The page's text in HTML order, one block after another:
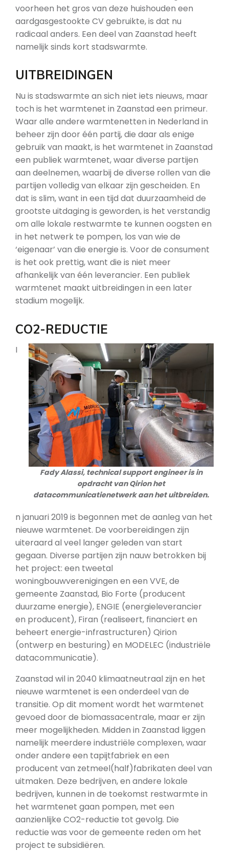
voorheen het gros van deze huishouden een
aardgasgestookte CV gebruikte, is dat nu
radicaal anders. Een deel van Zaanstad heeft
namelijk sinds kort stadswarmte.
UITBREIDINGEN
Nu is stadswarmte an sich niet iets nieuws, maar
toch is het warmtenet in Zaanstad een primeur.
Waar alle andere warmtenetten in Nederland in
beheer zijn door één partij, die daar als enige
gebruik van maakt, is het warmtenet in Zaanstad
een publiek warmtenet, waar diverse partijen
aan deelnemen, waarbij de diverse rollen van die
partijen volledig van elkaar zijn gescheiden. En
dat is slim, want in een tijd dat duurzaamheid de
grootste uitdaging is geworden, is het verstandig
om alle lokale restwarmte te kunnen oogsten en
in het netwerk te pompen, los van wie de
‘eigenaar’ van die energie is. Voor de consument
is het ook prettig, want die is niet meer
afhankelijk van één leverancier. Een publiek
warmtenet maakt uitbreidingen in een later
stadium mogelijk.
CO2-REDUCTIE
Fady Alassi, technical support engineer is in
opdracht van Qirion het
datacommunicatienetwerk aan het uitbreiden.
I
n januari 2019 is begonnen met de aanleg van het
nieuwe warmtenet. De voorbereidingen zijn
uiteraard al veel langer geleden van start
gegaan. Diverse partijen zijn nauw betrokken bij
het project: een tweetal
woningbouwverenigingen en een VVE, de
gemeente Zaanstad, Bio Forte (producent
duurzame energie), ENGIE (energieleverancier
en producent), Firan (realiseert, financiert en
beheert energie-infrastructuren) Qirion
(ontwerp en besturing) en MODELEC (industriële
datacommunicatie).
Zaanstad wil in 2040 klimaatneutraal zijn en het
nieuwe warmtenet is een onderdeel van de
transitie. Op dit moment wordt het warmtenet
gevoed door de biomassacentrale, maar er zijn
meer mogelijkheden. Midden in Zaanstad liggen
namelijk meerdere industriële complexen, waar
onder andere een tapijtfabriek en een
producent van zetmeel(half)fabrikaten deel van
uitmaken. Deze bedrijven, en andere lokale
bedrijven, kunnen in de toekomst restwarmte in
het warmtenet gaan pompen, met een
aanzienlijke CO2-reductie tot gevolg. Die
reductie was voor de gemeente reden om het
project te subsidiëren.